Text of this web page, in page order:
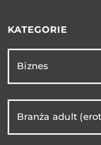
KATEGORIE
Biznes
Branża adult